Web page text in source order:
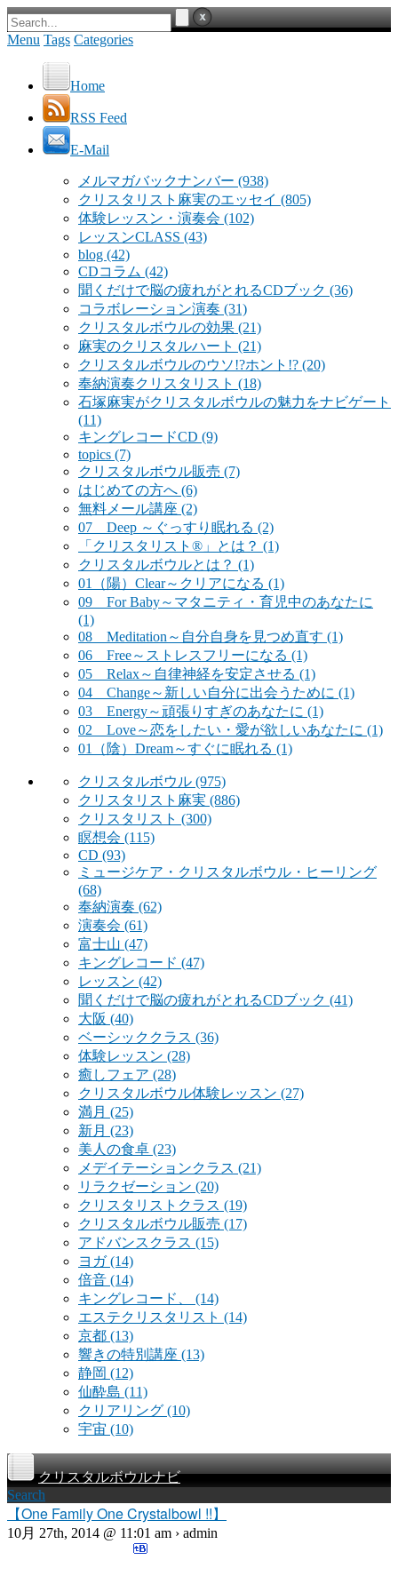
Menu Tags Categories
Home
RSS Feed
E-Mail
メルマガバックナンバー (938)
クリスタリスト麻実のエッセイ (805)
体験レッスン・演奏会 (102)
レッスンCLASS (43)
blog (42)
CDコラム (42)
聞くだけで脳の疲れがとれるCDブック (36)
コラボレーション演奏 (31)
クリスタルボウルの効果 (21)
麻実のクリスタルハート (21)
クリスタルボウルのウソ!?ホント!? (20)
奉納演奏クリスタリスト (18)
石塚麻実がクリスタルボウルの魅力をナビゲート
(11)
キングレコードCD (9)
topics (7)
クリスタルボウル販売 (7)
はじめての方へ (6)
無料メール講座 (2)
07 Deep ～ぐっすり眠れる (2)
「クリスタリスト®」とは？ (1)
クリスタルボウルとは？ (1)
01（陽）Clear～クリアになる (1)
09 For Baby～マタニティ・育児中のあなたに
(1)
08 Meditation～自分自身を見つめ直す (1)
06 Free～ストレスフリーになる (1)
05 Relax～自律神経を安定させる (1)
04 Change～新しい自分に出会うために (1)
03 Energy～頑張りすぎのあなたに (1)
02 Love～恋をしたい・愛が欲しいあなたに (1)
01（陰）Dream～すぐに眠れる (1)
クリスタルボウル (975)
クリスタリスト麻実 (886)
クリスタリスト (300)
瞑想会 (115)
CD (93)
ミュージケア・クリスタルボウル・ヒーリング
(68)
奉納演奏 (62)
演奏会 (61)
富士山 (47)
キングレコード (47)
レッスン (42)
聞くだけで脳の疲れがとれるCDブック (41)
大阪 (40)
ベーシッククラス (36)
体験レッスン (28)
癒しフェア (28)
クリスタルボウル体験レッスン (27)
満月 (25)
新月 (23)
美人の食卓 (23)
メデイテーションクラス (21)
リラクゼーション (20)
クリスタリストクラス (19)
クリスタルボウル販売 (17)
アドバンスクラス (15)
ヨガ(14)
倍音 (14)
キングレコード、 (14)
エステクリスタリスト (14)
京都 (13)
響きの特別講座 (13)
静岡 (12)
仙酔島 (11)
クリアリング (10)
宇宙 (10)
クリスタルボウルナビ
Search
【One Family One Crystalbowl !!】
10月 27th, 2014 @ 11:01 am › admin